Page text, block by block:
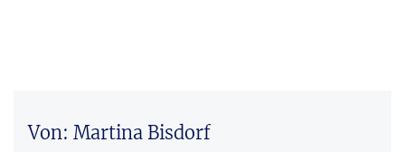
Von: Martina Bisdorf